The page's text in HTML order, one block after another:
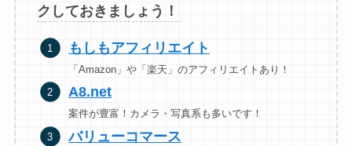
クしておきましょう！
もしもアフィリエイト
「Amazon」や「楽天」のアフィリエイトあり！
A8.net
案件が豊富！カメラ・写真系も多いです！
バリューコマース